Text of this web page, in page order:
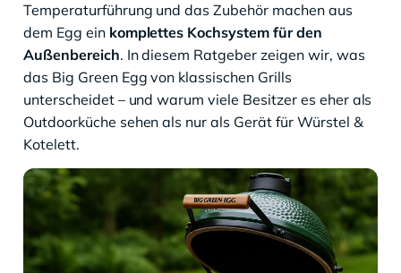
Temperaturführung und das Zubehör machen aus
dem Egg ein komplettes Kochsystem für den
Außenbereich. In diesem Ratgeber zeigen wir, was
das Big Green Egg von klassischen Grills
unterscheidet – und warum viele Besitzer es eher als
Outdoorküche sehen als nur als Gerät für Würstel &
Kotelett.